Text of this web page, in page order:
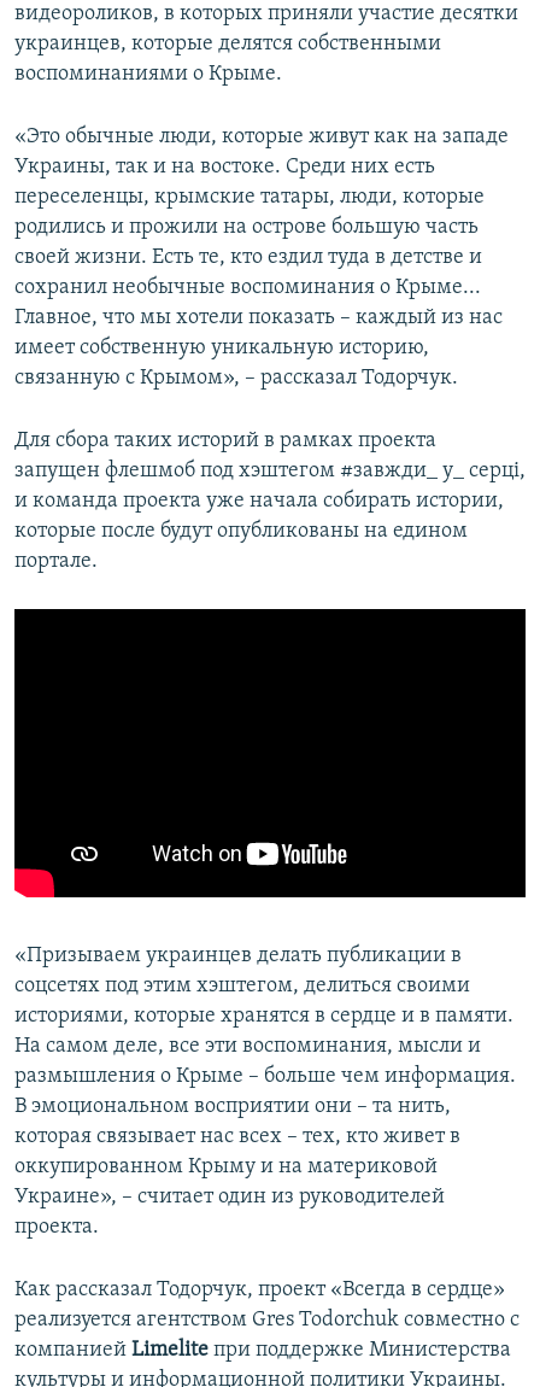
видеороликов, в которых приняли участие десятки
украинцев, которые делятся собственными
воспоминаниями о Крыме.
«Это обычные люди, которые живут как на западе
Украины, так и на востоке. Среди них есть
переселенцы, крымские татары, люди, которые
родились и прожили на острове большую часть
своей жизни. Есть те, кто ездил туда в детстве и
сохранил необычные воспоминания о Крыме...
Главное, что мы хотели показать – каждый из нас
имеет собственную уникальную историю,
связанную с Крымом», – рассказал Тодорчук.
Для сбора таких историй в рамках проекта
запущен флешмоб под хэштегом #завжди_ у_ серці,
и команда проекта уже начала собирать истории,
которые после будут опубликованы на едином
портале.
«Призываем украинцев делать публикации в
соцсетях под этим хэштегом, делиться своими
историями, которые хранятся в сердце и в памяти.
На самом деле, все эти воспоминания, мысли и
размышления о Крыме – больше чем информация.
В эмоциональном восприятии они – та нить,
которая связывает нас всех – тех, кто живет в
оккупированном Крыму и на материковой
Украине», – считает один из руководителей
проекта.
Как рассказал Тодорчук, проект «Всегда в сердце»
реализуется агентством Gres Todorchuk совместно с
компанией Limelite при поддержке Министерства
культуры и информационной политики Украины.